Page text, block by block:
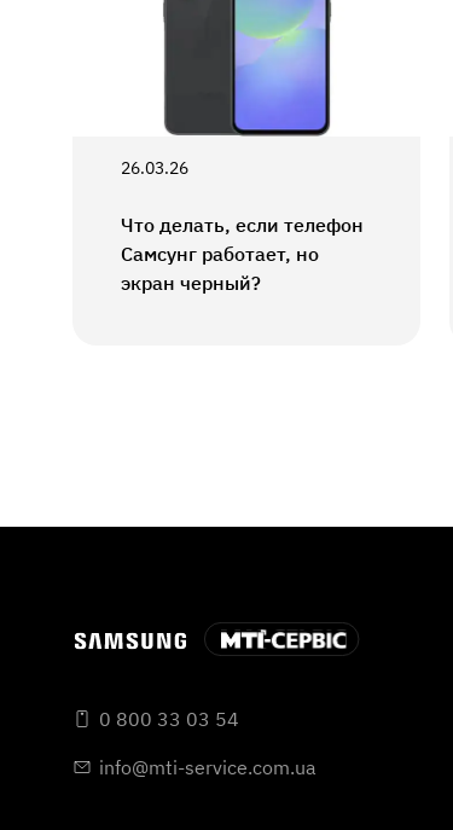
26.03.26
Что делать, если телефон
Самсунг работает, но
экран черный?
0 800 33 03 54
info@mti-service.com.ua